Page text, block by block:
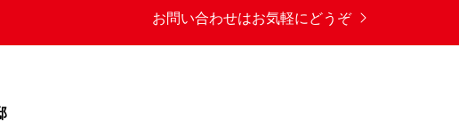
お問い合わせはお気軽にどうぞ